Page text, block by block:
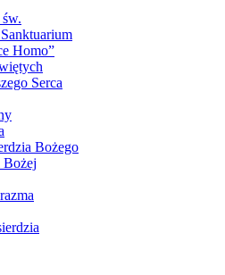
Homo”
Serca
Bożego
Bożej